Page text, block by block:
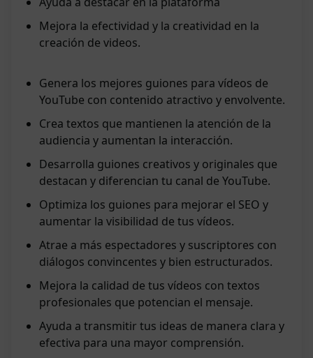
Mejora la efectividad y la creatividad en la
creación de videos.
Genera los mejores guiones para vídeos de
YouTube con contenido atractivo y envolvente.
Crea textos que mantienen la atención de la
audiencia y aumentan la interacción.
Desarrolla guiones creativos y originales que
destacan y diferencian tu canal de YouTube.
Optimiza los guiones para mejorar el SEO y
aumentar la visibilidad de tus vídeos.
Atrae a más espectadores y suscriptores con
diálogos convincentes y bien estructurados.
Mejora la calidad de tus vídeos con textos
profesionales que potencian el mensaje.
Ayuda a transmitir tus ideas de manera clara y
efectiva para una mayor comprensión.